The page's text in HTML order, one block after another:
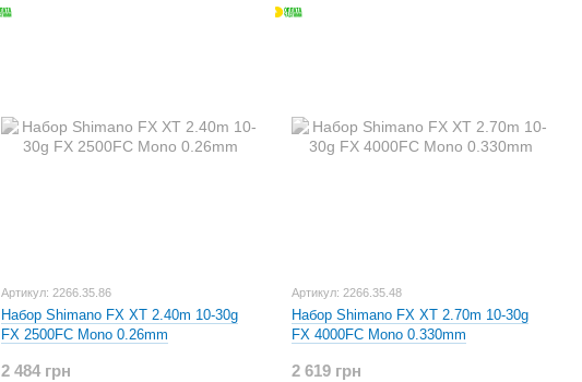
Артикул: 2266.35.86
Набор Shimano FX XT 2.40m 10-30g
FX 2500FC Mono 0.26mm
2 484 грн
Артикул: 2266.35.48
Набор Shimano FX XT 2.70m 10-30g
FX 4000FC Mono 0.330mm
2 619 грн